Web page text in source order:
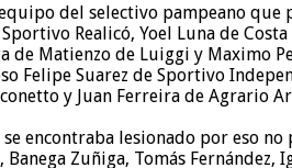
del selectivo pampeano
Realicó, Yoel Luna de
de Matienzo de Luiggi y Maximo
Suarez de Sportivo
y Juan Ferreira de Agrario
encontraba lesionado por eso
Zuñiga, Tomás